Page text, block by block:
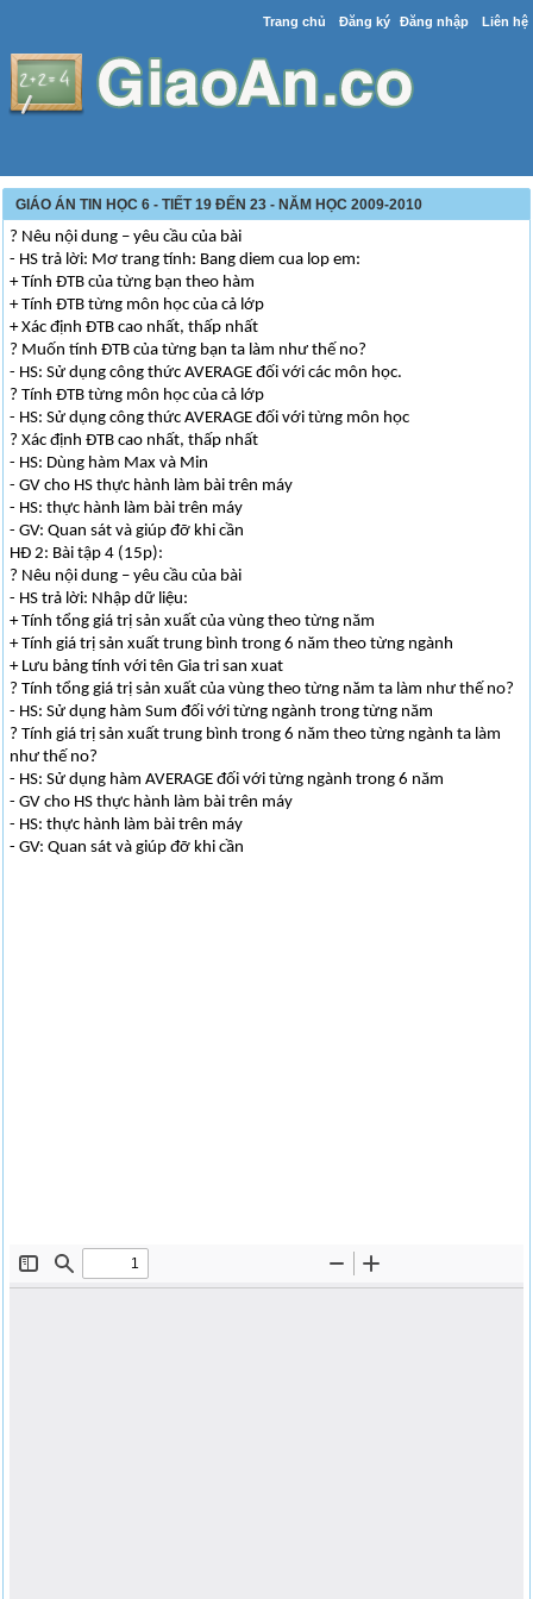
Trang chủ Đăng ký Đăng nhập Liên hệ
GIÁO ÁN TIN HỌC 6 - TIẾT 19 ĐẾN 23 - NĂM HỌC 2009-2010
? Nêu nội dung – yêu cầu của bài
- HS trả lời: Mơ trang tính: Bang diem cua lop em:
+ Tính ĐTB của từng bạn theo hàm
+ Tính ĐTB từng môn học của cả lớp
+ Xác định ĐTB cao nhất, thấp nhất
? Muốn tính ĐTB của từng bạn ta làm như thế no?
- HS: Sử dụng công thức AVERAGE đối với các môn học.
? Tính ĐTB từng môn học của cả lớp
- HS: Sử dụng công thức AVERAGE đối với từng môn học
? Xác định ĐTB cao nhất, thấp nhất
- HS: Dùng hàm Max và Min
- GV cho HS thực hành làm bài trên máy
- HS: thực hành làm bài trên máy
- GV: Quan sát và giúp đỡ khi cần
HĐ 2: Bài tập 4 (15p):
? Nêu nội dung – yêu cầu của bài
- HS trả lời: Nhập dữ liệu:
+ Tính tổng giá trị sản xuất của vùng theo từng năm
+ Tính giá trị sản xuất trung bình trong 6 năm theo từng ngành
+ Lưu bảng tính với tên Gia tri san xuat
? Tính tổng giá trị sản xuất của vùng theo từng năm ta làm như thế no?
- HS: Sử dụng hàm Sum đối với từng ngành trong từng năm
? Tính giá trị sản xuất trung bình trong 6 năm theo từng ngành ta làm
như thế no?
- HS: Sử dụng hàm AVERAGE đối với từng ngành trong 6 năm
- GV cho HS thực hành làm bài trên máy
- HS: thực hành làm bài trên máy
- GV: Quan sát và giúp đỡ khi cần